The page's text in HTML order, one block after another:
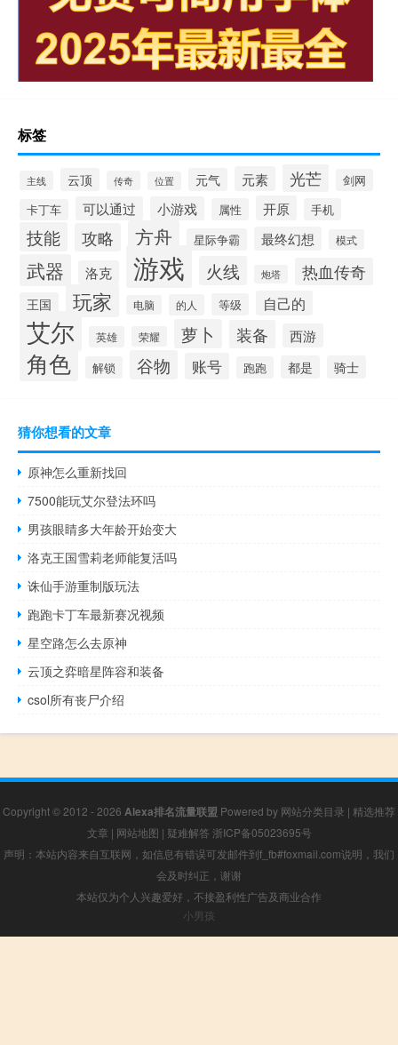
标签
主线 云顶 传奇 位置 元气 元素 光芒 剑网
卡丁车 可以通过 小游戏 属性 开原 手机
技能 攻略 方舟 星际争霸 最终幻想 模式
武器 洛克 游戏 火线 炮塔 热血传奇
王国 玩家 电脑 的人 等级 自己的
艾尔 英雄 荣耀 萝卜 装备 西游
角色 解锁 谷物 账号 跑跑 都是 骑士
猜你想看的文章
原神怎么重新找回
7500能玩艾尔登法环吗
男孩眼睛多大年龄开始变大
洛克王国雪莉老师能复活吗
诛仙手游重制版玩法
跑跑卡丁车最新赛况视频
星空路怎么去原神
云顶之弈暗星阵容和装备
csol所有丧尸介绍
Copyright © 2012 - 2026 Alexa排名流量联盟 Powered by 网站分类目录 | 精选推荐
文章 | 网站地图 | 疑难解答 浙ICP备05023695号
声明：本站内容来自互联网，如信息有错误可发邮件到f_fb#foxmail.com说明，我们
会及时纠正，谢谢
本站仅为个人兴趣爱好，不接盈利性广告及商业合作
小男孩